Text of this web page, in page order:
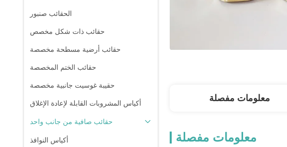
الحقائب صنبور
حقائب ذات شكل مخصص
حقائب أرضية مسطحة مخصصة
حقائب الختم المخصصة
حقيبة غوسيت جانبية مخصصة
أكياس المشروبات القابلة لإعادة الإغلاق
حقائب صافية من جانب واحد
أكياس النوافذ
معلومات مفصلة
معلومات مفصلة